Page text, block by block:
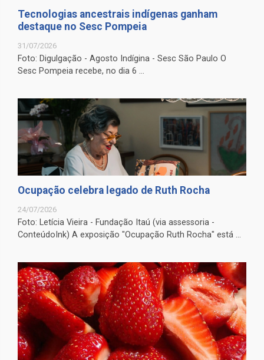
Tecnologias ancestrais indígenas ganham
destaque no Sesc Pompeia
31/07/2026
Foto: Digulgação - Agosto Indígina - Sesc São Paulo O
Sesc Pompeia recebe, no dia 6 ...
Ocupação celebra legado de Ruth Rocha
24/07/2026
Foto: Letícia Vieira - Fundação Itaú (via assessoria -
ConteúdoInk) A exposição "Ocupação Ruth Rocha" está ...